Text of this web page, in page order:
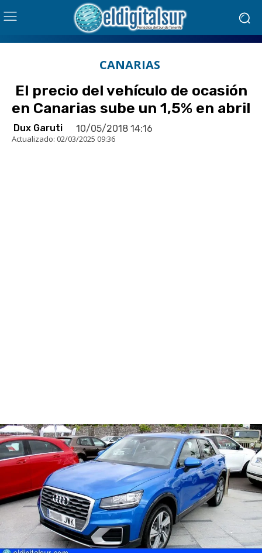
CANARIAS
El precio del vehículo de ocasión
en Canarias sube un 1,5% en abril
Dux Garuti 10/05/2018 14:16
Actualizado: 02/03/2025 09:36